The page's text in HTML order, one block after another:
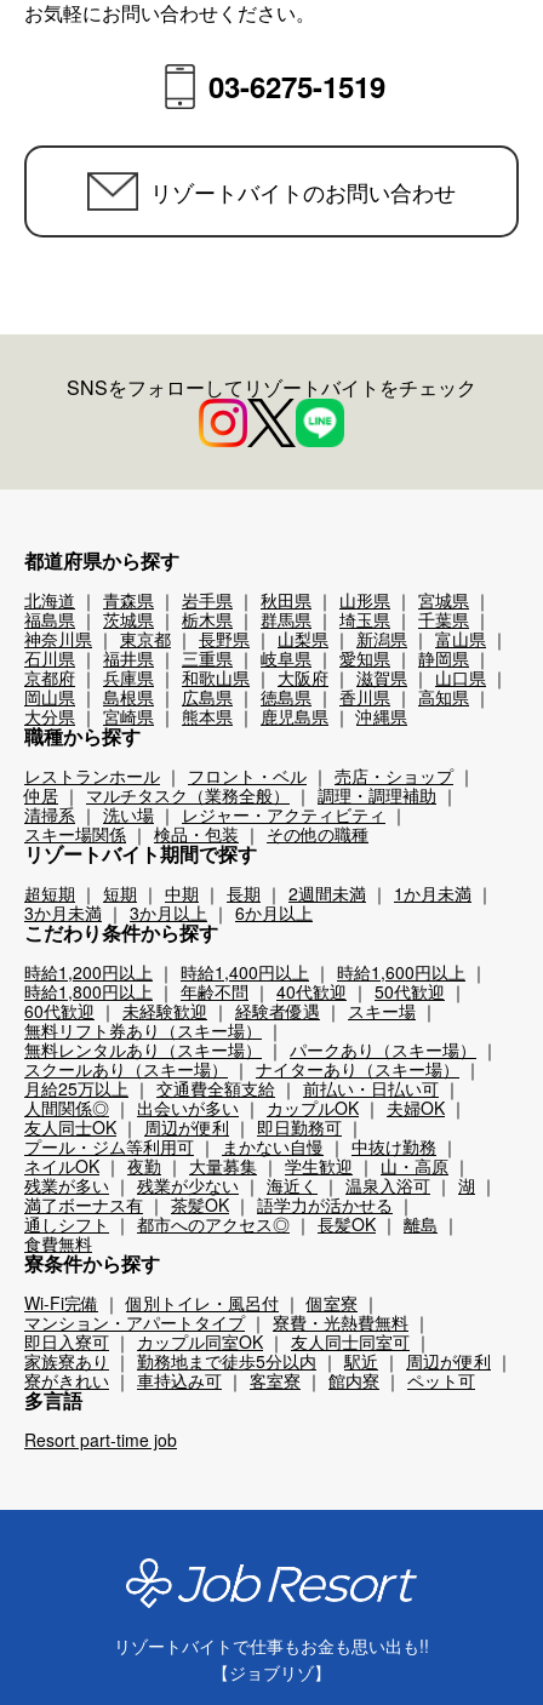
お気軽にお問い合わせください。
03-6275-1519
リゾートバイトのお問い合わせ
SNSをフォローしてリゾートバイトをチェック
都道府県から探す
北海道 青森県 岩手県 秋田県 山形県
宮城県
福島県
茨城県 栃木県 群馬県 埼玉県
千葉県
神奈川県
東京都 長野県 山梨県 新潟県
富山県
石川県
福井県 三重県 岐阜県 愛知県
静岡県
京都府
兵庫県 和歌山県 大阪府 滋賀県
山口県
岡山県
島根県 広島県 徳島県 香川県
高知県
大分県
宮崎県 熊本県 鹿児島県 沖縄県
職種から探す
レストランホール フロント・ベル
売店・ショップ
仲居
マルチタスク（業務全般）
調理・調理補助
清掃系
洗い場
レジャー・アクティビティ
スキー場関係
検品・包装 その他の職種
リゾートバイト期間で探す
超短期 短期 中期 長期 2週間未満
1か月未満
3か月未満
3か月以上 6か月以上
こだわり条件から探す
時給1,200円以上 時給1,400円以上
時給1,600円以上
時給1,800円以上
年齢不問 40代歓迎
50代歓迎
60代歓迎
未経験歓迎 経験者優遇
スキー場
無料リフト券あり（スキー場）
無料レンタルあり（スキー場）
パークあり（スキー場）
スクールあり（スキー場）
ナイターあり（スキー場）
月給25万以上
交通費全額支給
前払い・日払い可
人間関係◎
出会いが多い カップルOK
夫婦OK
友人同士OK
周辺が便利
即日勤務可
プール・ジム等利用可
まかない自慢
中抜け勤務
ネイルOK
夜勤 大量募集 学生歓迎
山・高原
残業が多い
残業が少ない 海近く 温泉入浴可
湖
満了ボーナス有
茶髪OK
語学力が活かせる
通しシフト
都市へのアクセス◎ 長髪OK
離島
食費無料
寮条件から探す
Wi-Fi完備 個別トイレ・風呂付
個室寮
マンション・アパートタイプ
寮費・光熱費無料
即日入寮可
カップル同室OK
友人同士同室可
家族寮あり
勤務地まで徒歩5分以内 駅近
周辺が便利
寮がきれい
車持込み可 客室寮 館内寮 ペット可
多言語
Resort part-time job
リゾートバイトで仕事もお金も思い出も!!
【ジョブリゾ】